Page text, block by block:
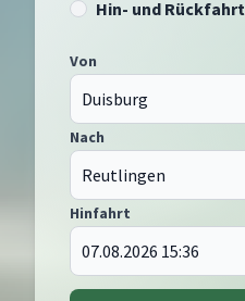
Hin- und Rückfahrt
Von
Nach
Hinfahrt